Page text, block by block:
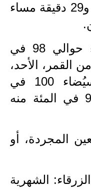
المتوسطة
مدرسية
الابتدائية
المتوسطة
الاعدادية
الابتدائية
المتحدة، الساعة التاسعة و29 دقيقة مساء
ووفقا لوكالة ناسا، يُضاء حوالي 98 في
القمر، الأحد،
وبحلول اليوم التالي، سيُضاء 100 في
المئة، وسيُضاء حوالي 99 في المئة منه
المجردة، أو
الشهرية